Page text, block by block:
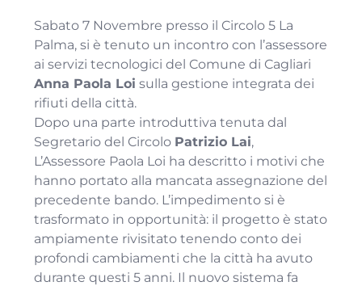
Sabato 7 Novembre presso il Circolo 5 La
Palma, si è tenuto un incontro con l’assessore
ai servizi tecnologici del Comune di Cagliari
Anna Paola Loi sulla gestione integrata dei
rifiuti della città.
Dopo una parte introduttiva tenuta dal
Segretario del Circolo Patrizio Lai,
L’Assessore Paola Loi ha descritto i motivi che
hanno portato alla mancata assegnazione del
precedente bando. L’impedimento si è
trasformato in opportunità: il progetto è stato
ampiamente rivisitato tenendo conto dei
profondi cambiamenti che la città ha avuto
durante questi 5 anni. Il nuovo sistema fa